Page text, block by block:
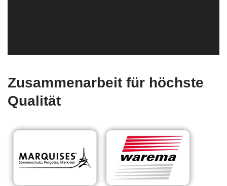
Zusammenarbeit für höchste
Qualität